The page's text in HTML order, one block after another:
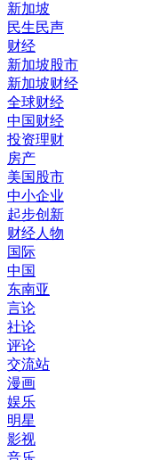
新加坡
民生民声
财经
新加坡股市
新加坡财经
全球财经
中国财经
投资理财
房产
美国股市
中小企业
起步创新
财经人物
国际
中国
东南亚
言论
社论
评论
交流站
漫画
娱乐
明星
影视